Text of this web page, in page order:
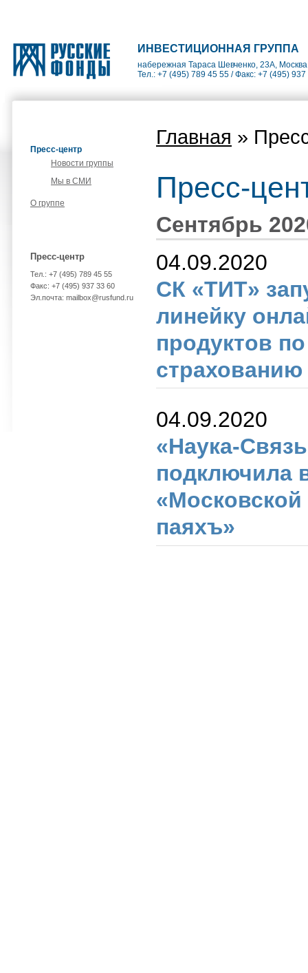
ИНВЕСТИЦИОННАЯ ГРУППА
набережная Тараса Шевченко, 23А,
Тел.: +7 (495) 789 45 55 / Факс: +7 (495)
Пресс-центр
Новости группы
Мы в СМИ
О группе
Пресс-центр
Тел.: +7 (495) 789 45 55
Факс: +7 (495) 937 33 60
Эл.почта: mailbox@rusfund.ru
Главная »
Пресс-
Сентябрь
04.09.2020
СК «ТИТ»
линейку
продуктов по
04.09.2020
«Наука-
подключила
паяхъ»